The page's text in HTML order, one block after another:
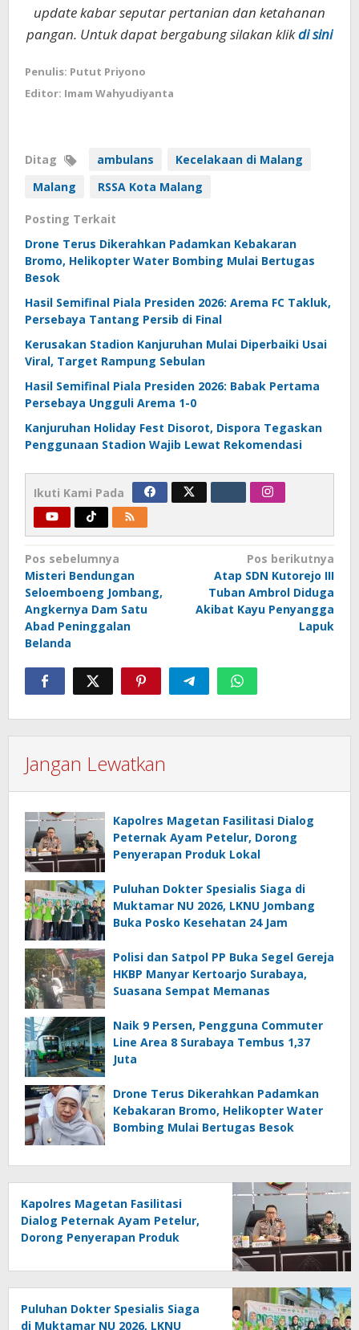
update kabar seputar pertanian dan ketahanan
pangan. Untuk dapat bergabung silakan klikdi sini
Penulis: Putut Priyono
Editor: Imam Wahyudiyanta
Ditag ambulans
Kecelakaan di Malang
Malang
RSSA Kota Malang
Posting Terkait
Drone Terus Dikerahkan Padamkan Kebakaran
Bromo, Helikopter Water Bombing Mulai Bertugas
Besok
Hasil Semifinal Piala Presiden 2026: Arema FC Takluk,
Persebaya Tantang Persib di Final
Kerusakan Stadion Kanjuruhan Mulai Diperbaiki Usai
Viral, Target Rampung Sebulan
Hasil Semifinal Piala Presiden 2026: Babak Pertama
Persebaya Ungguli Arema 1-0
Kanjuruhan Holiday Fest Disorot, Dispora Tegaskan
Penggunaan Stadion Wajib Lewat Rekomendasi
Ikuti Kami Pada
Navigasi
pos
Pos sebelumnya
Misteri Bendungan
Seloemboeng Jombang,
Angkernya Dam Satu
Abad Peninggalan
Belanda
Pos berikutnya
Atap SDN Kutorejo III
Tuban Ambrol Diduga
Akibat Kayu Penyangga
Lapuk
Jangan Lewatkan
Kapolres Magetan Fasilitasi Dialog
Peternak Ayam Petelur, Dorong
Penyerapan Produk Lokal
Puluhan Dokter Spesialis Siaga di
Muktamar NU 2026, LKNU Jombang
Buka Posko Kesehatan 24 Jam
Polisi dan Satpol PP Buka Segel Gereja
HKBP Manyar Kertoarjo Surabaya,
Suasana Sempat Memanas
Naik 9 Persen, Pengguna Commuter
Line Area 8 Surabaya Tembus 1,37
Juta
Drone Terus Dikerahkan Padamkan
Kebakaran Bromo, Helikopter Water
Bombing Mulai Bertugas Besok
Kapolres Magetan Fasilitasi
Dialog Peternak Ayam Petelur,
Dorong Penyerapan Produk
Puluhan Dokter Spesialis Siaga
di Muktamar NU 2026, LKNU